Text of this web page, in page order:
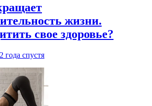
жизни.
свое здоровье?
2 года спустя